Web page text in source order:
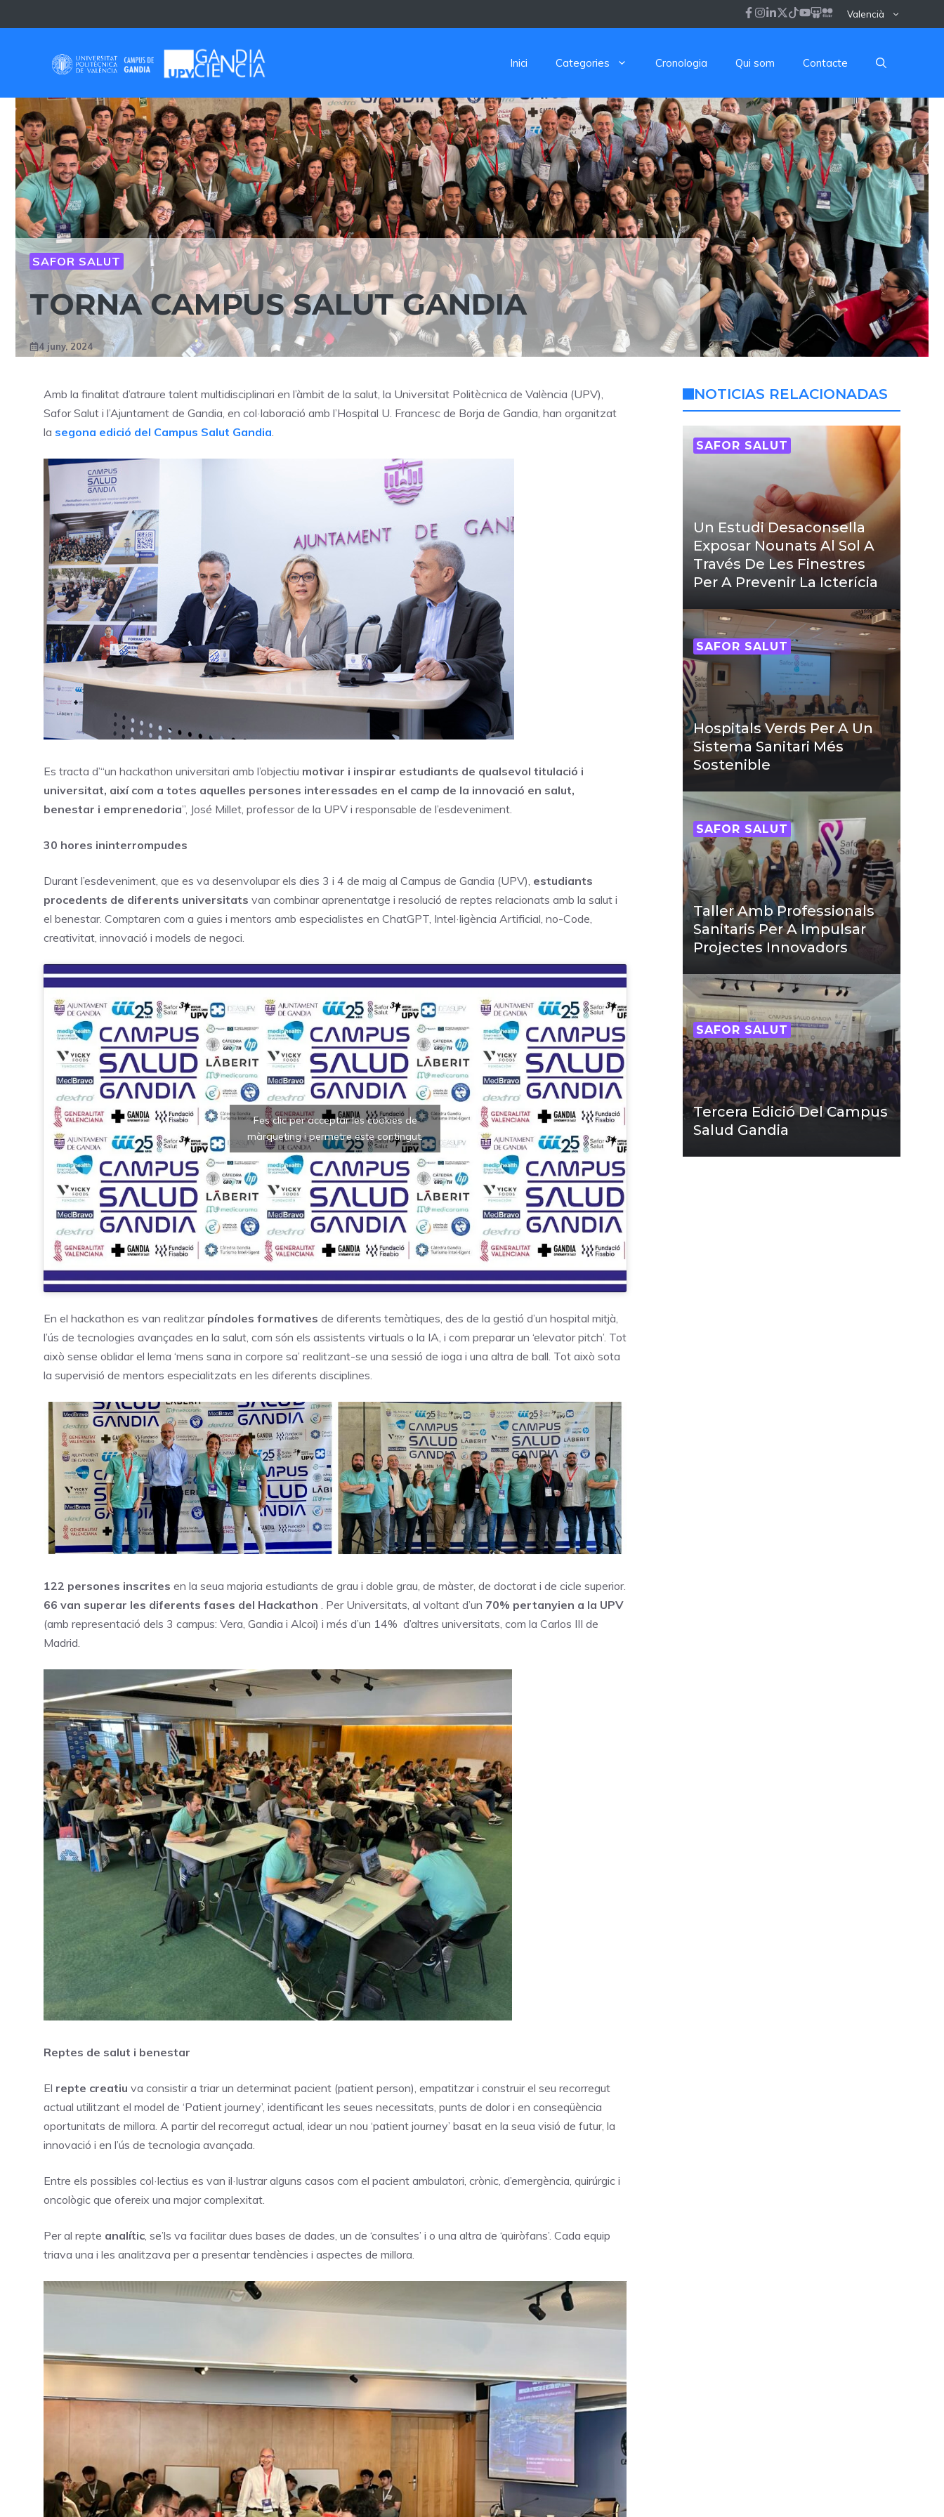
to
Valencià
Inici Categories Cronologia Qui som Contacte
SAFOR SALUT
TORNA CAMPUS SALUT GANDIA
4 juny, 2024
Amb la finalitat d’atraure talent multidisciplinari en l’àmbit de la salut, la Universitat Politècnica de València (UPV),
Safor Salut i l’Ajuntament de Gandia, en col·laboració amb l’Hospital U. Francesc de Borja de Gandia, han organitzat
la segona edició del Campus Salut Gandia.
Es tracta d’“un hackathon universitari amb l’objectiu motivar i inspirar estudiants de qualsevol titulació i
universitat, així com a totes aquelles persones interessades en el camp de la innovació en salut,
benestar i emprenedoria”, José Millet, professor de la UPV i responsable de l’esdeveniment.
30 hores ininterrompudes
Durant l’esdeveniment, que es va desenvolupar els dies 3 i 4 de maig al Campus de Gandia (UPV), estudiants
procedents de diferents universitats van combinar aprenentatge i resolució de reptes relacionats amb la salut i
el benestar. Comptaren com a guies i mentors amb especialistes en ChatGPT, Intel·ligència Artificial, no-Code,
creativitat, innovació i models de negoci.
Fes clic per acceptar les cookies de
màrqueting i permetre este contingut.
En el hackathon es van realitzar píndoles formatives de diferents temàtiques, des de la gestió d’un hospital mitjà,
l’ús de tecnologies avançades en la salut, com són els assistents virtuals o la IA, i com preparar un ‘elevator pitch’. Tot
això sense oblidar el lema ‘mens sana in corpore sa’ realitzant-se una sessió de ioga i una altra de ball. Tot això sota
la supervisió de mentors especialitzats en les diferents disciplines.
122 persones inscrites en la seua majoria estudiants de grau i doble grau, de màster, de doctorat i de cicle superior.
66 van superar les diferents fases del Hackathon
. Per Universitats, al voltant d’un 70% pertanyien a la UPV
(amb representació dels 3 campus: Vera, Gandia i Alcoi) i més d’un 14% d’altres universitats, com la Carlos III de
Madrid.
Reptes de salut i benestar
El repte creatiu va consistir a triar un determinat pacient (patient person), empatitzar i construir el seu recorregut
actual utilitzant el model de ‘Patient journey’, identificant les seues necessitats, punts de dolor i en conseqüència
oportunitats de millora. A partir del recorregut actual, idear un nou ‘patient journey’ basat en la seua visió de futur, la
innovació i en l’ús de tecnologia avançada.
Entre els possibles col·lectius es van il·lustrar alguns casos com el pacient ambulatori, crònic, d’emergència, quirúrgic i
oncològic que ofereix una major complexitat.
Per al repte analític , se’ls va facilitar dues bases de dades, un de ‘consultes’ i o una altra de ‘quiròfans’. Cada equip
triava una i les analitzava per a presentar tendències i aspectes de millora.
NOTICIAS RELACIONADAS
SAFOR SALUT
Un Estudi Desaconsella
Exposar Nounats Al Sol A
Través De Les Finestres
Per A Prevenir La Icterícia
SAFOR SALUT
Hospitals Verds Per A Un
Sistema Sanitari Més
Sostenible
SAFOR SALUT
Taller Amb Professionals
Sanitaris Per A Impulsar
Projectes Innovadors
SAFOR SALUT
Tercera Edició Del Campus
Salud Gandia